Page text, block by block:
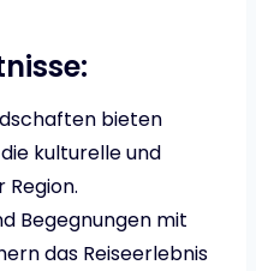
bieten
kulturelle und
Begegnungen mit
das Reiseerlebnis